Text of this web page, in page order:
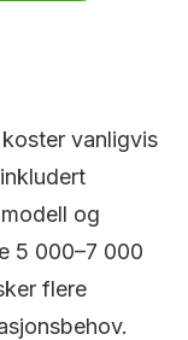
vanligvis
og
5 000–7 000
flere